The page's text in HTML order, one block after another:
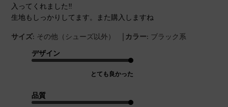
入ってくれました‼️
生地もしっかりしてます。また購入しますね
サイズ: その他（シューズ以外） | カラー: ブラック系
デザイン
とても良かった
品質